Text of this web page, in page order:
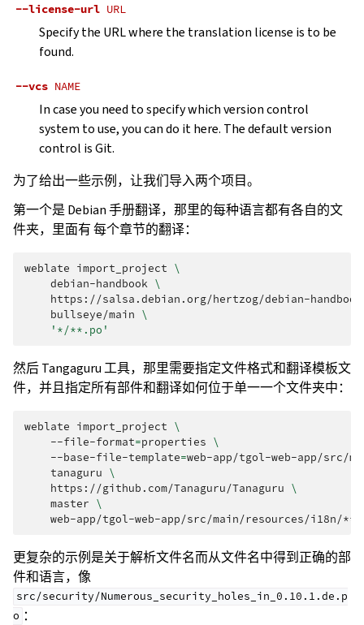
--license-url URL
Specify the URL where the translation license is to be
found.
--vcs NAME
In case you need to specify which version control
system to use, you can do it here. The default version
control is Git.
为了给出一些示例，让我们导入两个项目。
第一个是 Debian 手册翻译，那里的每种语言都有各自的文
件夹，里面有 每个章节的翻译：
weblate import_project \
debian-handbook \
https://salsa.debian.org/hertzog/debian-
bullseye/main \
'*/**.po'
然后 Tangaguru 工具，那里需要指定文件格式和翻译模板文
件，并且指定所有部件和翻译如何位于单一一个文件夹中：
weblate import_project \
--file-format=properties \
--base-file-template=web-app/tgol-web-app/src/
tanaguru \
https://github.com/Tanaguru/Tanaguru \
master \
更复杂的示例是关于解析文件名而从文件名中得到正确的部
件和语言，像
src/security/Numerous_security_holes_in_0.10.1.de.p
o ：